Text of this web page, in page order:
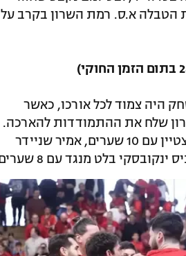
הטבלה א.ס. רמת השרון בקרב על
היה צמוד לכל אורכו, כאשר
שלח את ההתמודדות להארכה.
שם האדומים היו חדים יותר והכריעו בדרך ל-31:35. בן גונן הצטיין עם 10 שערים, אמיר שניידר